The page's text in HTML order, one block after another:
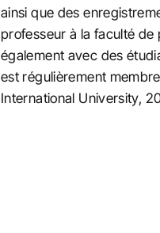
ainsi que des
professeur à la faculté de
également avec des
est régulièrement
International University,